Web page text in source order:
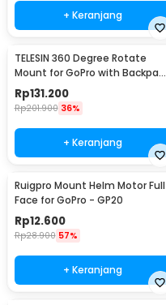
+ Keranjang
TELESIN 360 Degree Rotate
Mount for GoPro with Backpack
Bracket - GP-BPM-005
Rp131.200
Rp201.900 36%
+ Keranjang
Ruigpro Mount Helm Motor Full
Face for GoPro - GP20
Rp12.600
Rp28.900 57%
+ Keranjang